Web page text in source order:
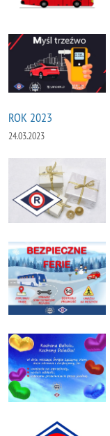
ROK 2023
24.03.2023